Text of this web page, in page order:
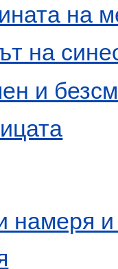
на
на
и
намеря